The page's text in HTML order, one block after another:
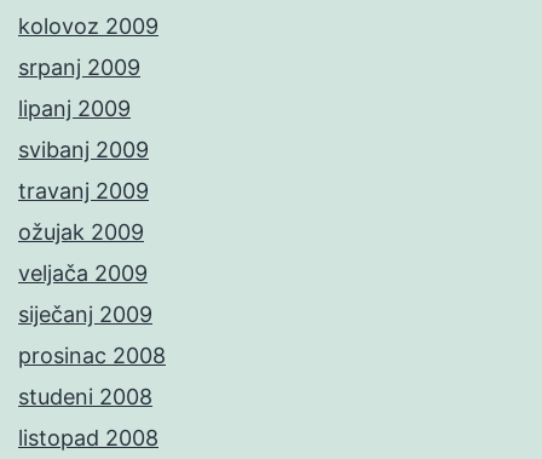
kolovoz 2009
srpanj 2009
lipanj 2009
svibanj 2009
travanj 2009
ožujak 2009
veljača 2009
siječanj 2009
prosinac 2008
studeni 2008
listopad 2008